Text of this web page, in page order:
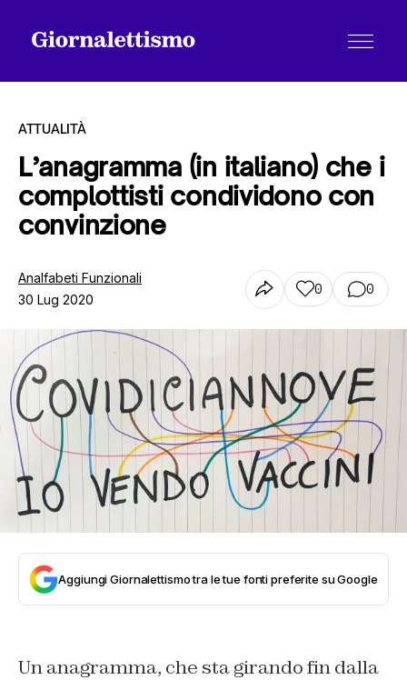
Tutti gli articoli
Chi siamo
Contatti
ATTUALITÀ
L’anagramma (in italiano) che i
complottisti condividono con
convinzione
Analfabeti Funzionali
30 Lug 2020
0 0
Aggiungi Giornalettismo tra le tue fonti preferite su Google
Un anagramma, che sta girando fin dalla